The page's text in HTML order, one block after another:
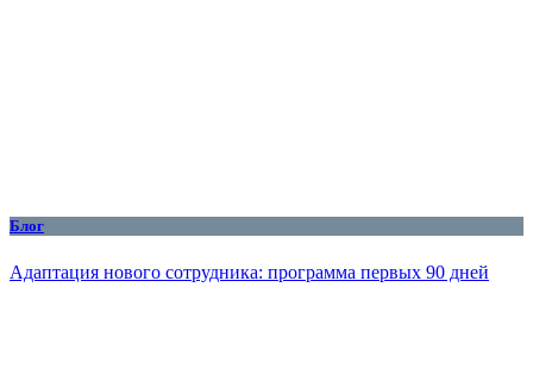
Блог
Адаптация нового сотрудника: программа первых 90 дней